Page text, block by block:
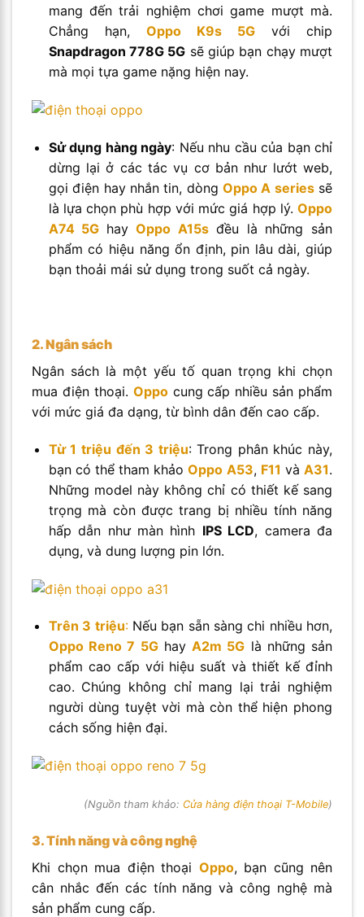
mang đến trải nghiệm chơi game mượt mà.
Chẳng hạn, Oppo K9s 5G với chip
Snapdragon 778G 5G sẽ giúp bạn chạy mượt
mà mọi tựa game nặng hiện nay.
Sử dụng hàng ngày: Nếu nhu cầu của bạn chỉ
dừng lại ở các tác vụ cơ bản như lướt web,
gọi điện hay nhắn tin, dòng Oppo A seriessẽ
là lựa chọn phù hợp với mức giá hợp lý. Oppo
A74 5G hayOppo A15sđều là những sản
phẩm có hiệu năng ổn định, pin lâu dài, giúp
bạn thoải mái sử dụng trong suốt cả ngày.
2. Ngân sách
Ngân sách là một yếu tố quan trọng khi chọn
mua điện thoại. Oppocung cấp nhiều sản phẩm
với mức giá đa dạng, từ bình dân đến cao cấp.
Từ 1 triệu đến 3 triệu: Trong phân khúc này,
bạn có thể tham khảoOppo A53, F11 vàA31.
Những model này không chỉ có thiết kế sang
trọng mà còn được trang bị nhiều tính năng
hấp dẫn như màn hình IPS LCD, camera đa
dụng, và dung lượng pin lớn.
Trên 3 triệu:Nếu bạn sẵn sàng chi nhiều hơn,
Oppo Reno 7 5GhayA2m 5G là những sản
phẩm cao cấp với hiệu suất và thiết kế đỉnh
cao. Chúng không chỉ mang lại trải nghiệm
người dùng tuyệt vời mà còn thể hiện phong
cách sống hiện đại.
(Nguồn tham khảo: Cửa hàng điện thoại T-Mobile)
3. Tính năng và công nghệ
Khi chọn mua điện thoại Oppo, bạn cũng nên
cân nhắc đến các tính năng và công nghệ mà
sản phẩm cung cấp.